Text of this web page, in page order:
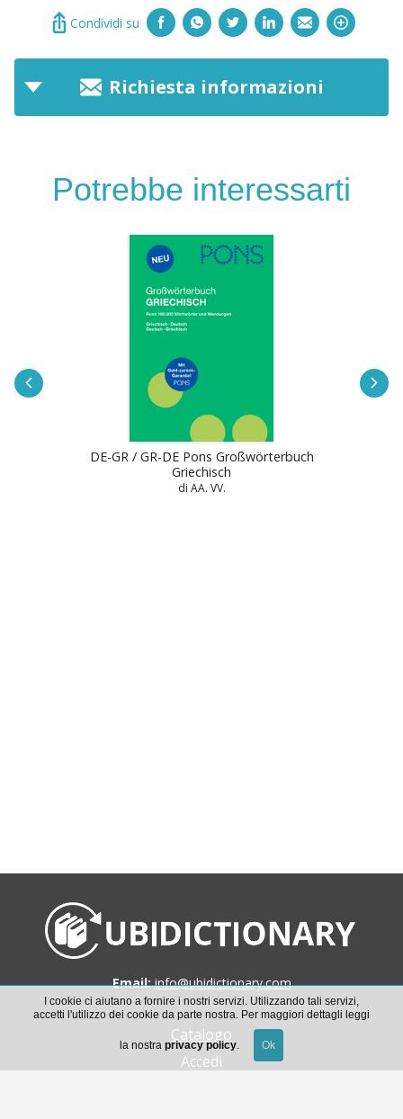
Condividi su
Richiesta informazioni
Potrebbe interessarti
DE-GR / GR-DE Pons Großwörterbuch
Griechisch
di AA. VV.
Email: info@ubidictionary.com
Catalogo
Accedi
I cookie ci aiutano a fornire i nostri servizi. Utilizzando tali servizi,
accetti l'utilizzo dei cookie da parte nostra. Per maggiori dettagli leggi
la nostra privacy policy.